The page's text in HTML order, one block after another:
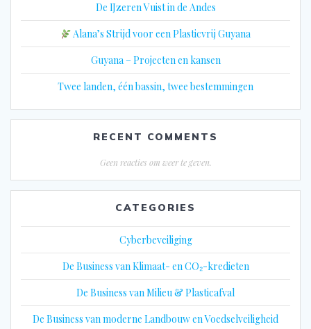
De IJzeren Vuist in de Andes
Alana’s Strijd voor een Plasticvrij Guyana
Guyana – Projecten en kansen
Twee landen, één bassin, twee bestemmingen
RECENT COMMENTS
Geen reacties om weer te geven.
CATEGORIES
Cyberbeveiliging
De Business van Klimaat- en CO₂-kredieten
De Business van Milieu & Plasticafval
De Business van moderne Landbouw en Voedselveiligheid